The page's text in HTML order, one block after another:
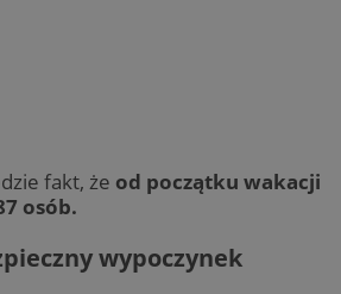
fakt, że od początku wakacji
osób.
wypoczynek